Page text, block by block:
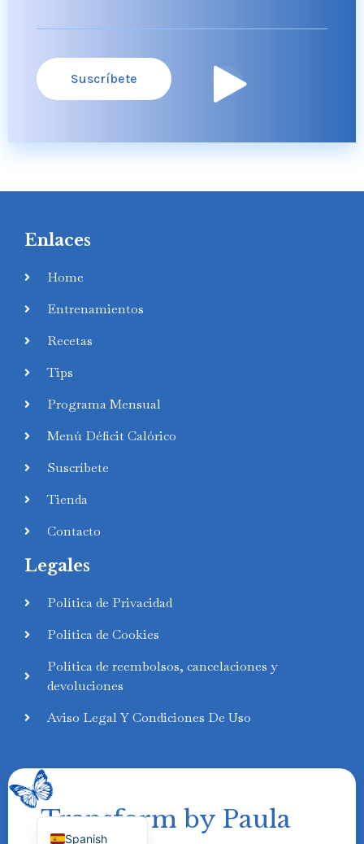
Suscríbete
Enlaces
Home
Entrenamientos
Recetas
Tips
Programa Mensual
Menú Déficit Calórico
Suscríbete
Tienda
Contacto
Legales
Política de Privacidad
Política de Cookies
Política de reembolsos, cancelaciones y
devoluciones
Aviso Legal Y Condiciones De Uso
Transform by Paula
Spanish
English
Swedish